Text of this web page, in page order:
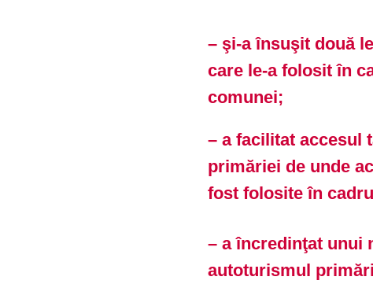
– şi-a însuşit două
care le-a folosit în
comunei;
– a facilitat accesul
primăriei de unde
fost folosite în
– a încredinţat unui
autoturismul